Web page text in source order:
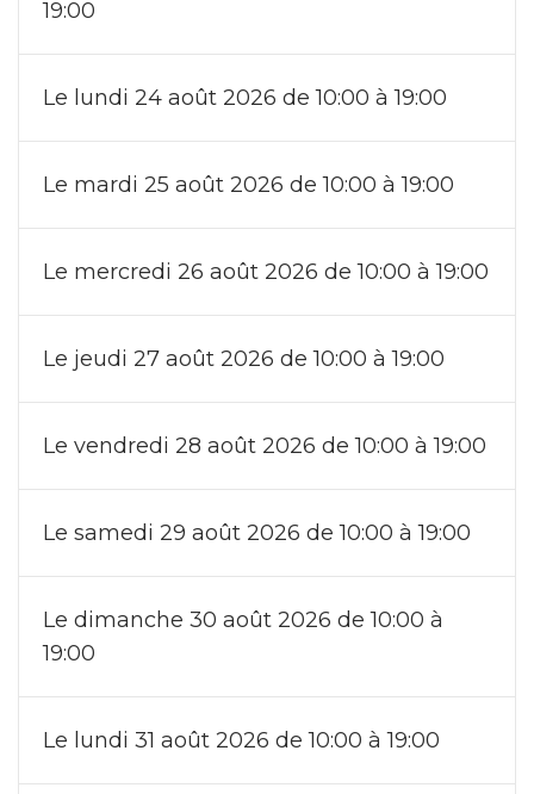
19:00
Le lundi 24 août 2026 de 10:00 à 19:00
Le mardi 25 août 2026 de 10:00 à 19:00
Le mercredi 26 août 2026 de 10:00 à 19:00
Le jeudi 27 août 2026 de 10:00 à 19:00
Le vendredi 28 août 2026 de 10:00 à 19:00
Le samedi 29 août 2026 de 10:00 à 19:00
Le dimanche 30 août 2026 de 10:00 à
19:00
Le lundi 31 août 2026 de 10:00 à 19:00